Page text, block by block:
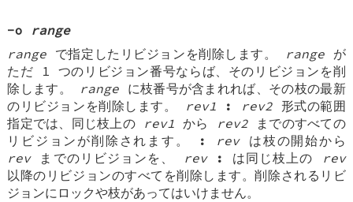
-o
range
range で指定したリビジョンを削除します。 range が
ただ 1 つのリビジョン番号ならば、そのリビジョンを削
除します。 range に枝番号が含まれれば、その枝の最新
のリビジョンを削除します。
rev1 : rev2形式の範囲
指定では、同じ枝上の rev1 から rev2までのすべての
リビジョンが削除されます。
: revは枝の開始から
revまでのリビジョンを、 rev : は同じ枝上の
rev
以降のリビジョンのすべてを削除します。削除されるリビ
ジョンにロックや枝があってはいけません。